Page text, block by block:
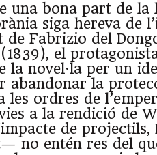
una bona part de
siga hereva de
de Fabrizio del
el
la novel·la per un
abandonar la
les ordres de
a la rendició de
de
no entén res del